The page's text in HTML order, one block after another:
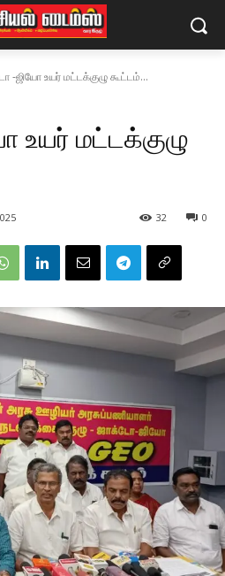
-ஜியோ உயர் மட்டக்குழு கூட்டம்...
உயர் மட்டக்குழு
0
32